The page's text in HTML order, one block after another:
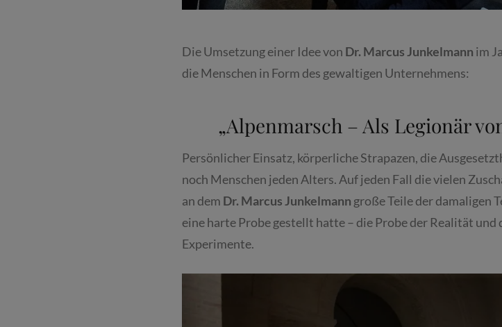
Die Umsetzung einer Idee von Dr. Marcus Junkelmann im
die Menschen in Form des gewaltigen Unternehmens:
„Alpenmarsch – Als Legionär
Persönlicher Einsatz, körperliche Strapazen, die
noch Menschen jeden Alters. Auf jeden Fall die vielen
an dem Dr. Marcus Junkelmann große Teile der damaligen
eine harte Probe gestellt hatte – die Probe der Realität
Experimente.